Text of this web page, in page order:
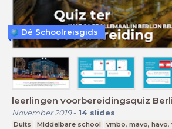
leerlingen voorbereidingsquiz
November 2019- 14 slides
Duits Middelbare school vmbo, mavo, havo,
Dé Schoolreisgids